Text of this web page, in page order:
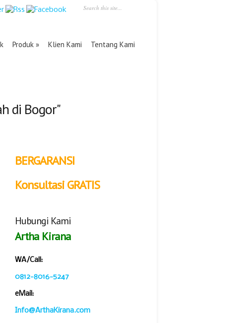
Produk Klien Kami Tentang Kami
di Bogor"
BERGARANSI
Konsultasi GRATIS
Hubungi Kami
Artha Kirana
WA/Call:
0812-8016-5247
eMail:
Info@ArthaKirana.com